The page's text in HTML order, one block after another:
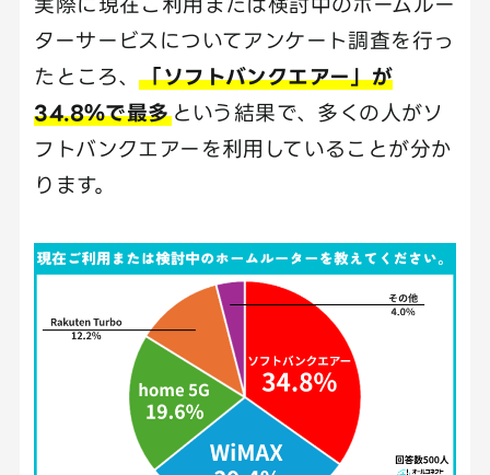
ターサービスについてアンケート調査を行っ
たところ、「ソフトバンクエアー」が
34.8％で最多という結果で、多くの人がソ
フトバンクエアーを利用していることが分か
ります。